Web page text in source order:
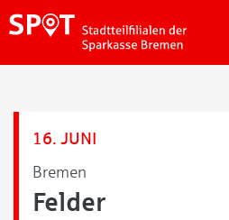
16. JUNI
Bremen
Felder